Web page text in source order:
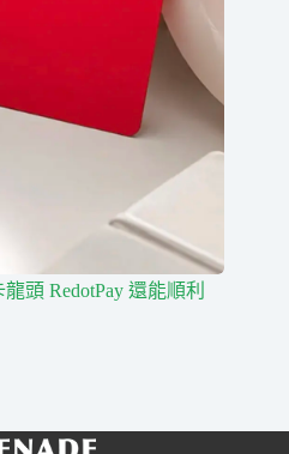
頭 RedotPay 還能順利